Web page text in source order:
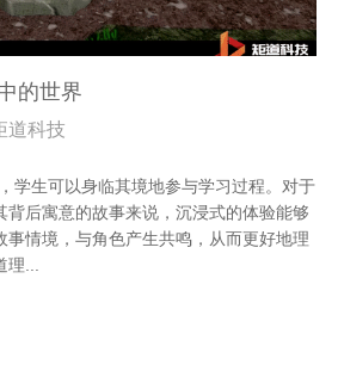
的世界
道科技
学生可以身临其境地参与学习过程。对于
背后寓意的故事来说，沉浸式的体验能够
事情境，与角色产生共鸣，从而更好地理
理...